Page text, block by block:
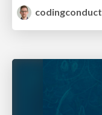
codingconduct